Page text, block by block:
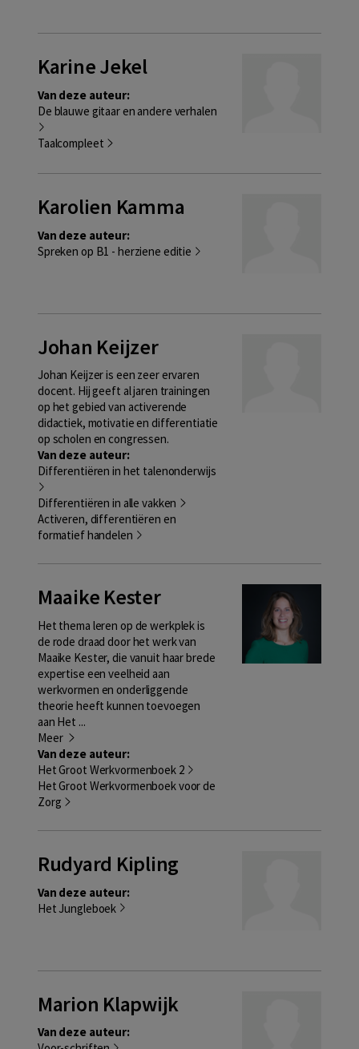
Karine Jekel
Van deze auteur:
De blauwe gitaar en andere verhalen
Taalcompleet
Karolien Kamma
Van deze auteur:
Spreken op B1 - herziene editie
Johan Keijzer
Johan Keijzer is een zeer ervaren
docent. Hij geeft al jaren trainingen
op het gebied van activerende
didactiek, motivatie en differentiatie
op scholen en congressen.
Van deze auteur:
Differentiëren in het talenonderwijs
Differentiëren in alle vakken
Activeren, differentiëren en
formatief handelen
Maaike Kester
Het thema leren op de werkplek is
de rode draad door het werk van
Maaike Kester, die vanuit haar brede
expertise een veelheid aan
werkvormen en onderliggende
theorie heeft kunnen toevoegen
aan Het ...
Meer
Van deze auteur:
Het Groot Werkvormenboek 2
Het Groot Werkvormenboek voor de
Zorg
Rudyard Kipling
Van deze auteur:
Het Jungleboek
Marion Klapwijk
Van deze auteur: